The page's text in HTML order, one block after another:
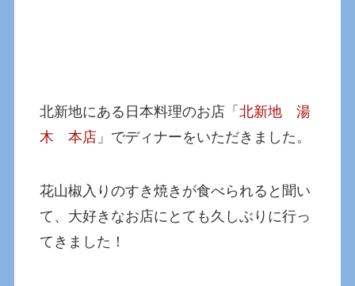
北新地にある日本料理のお店「北新地 湯
木 本店 」でディナーをいただきました。
花山椒入りのすき焼きが食べられると聞い
て、大好きなお店にとても久しぶりに行っ
てきました！